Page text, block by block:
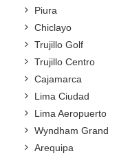
Piura
Chiclayo
Trujillo Golf
Trujillo Centro
Cajamarca
Lima Ciudad
Lima Aeropuerto
Wyndham Grand
Arequipa